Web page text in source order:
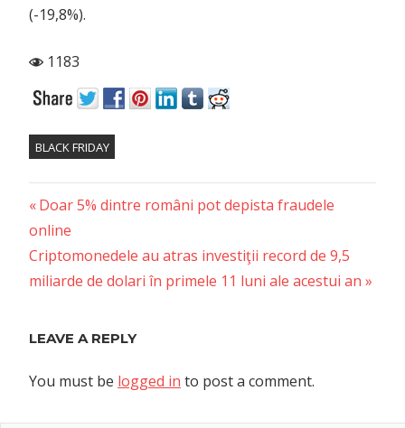
(-19,8%).
1183
BLACK FRIDAY
Post
navigation
Previous
Post:
Doar 5% dintre români pot depista fraudele
online
Next
Post:
Criptomonedele au atras investiţii record de 9,5
miliarde de dolari în primele 11 luni ale acestui an
LEAVE A REPLY
You must be logged in to post a comment.